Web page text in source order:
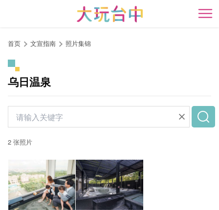
开
首页 文宣指南 照片集锦
乌日温泉
2 张照片